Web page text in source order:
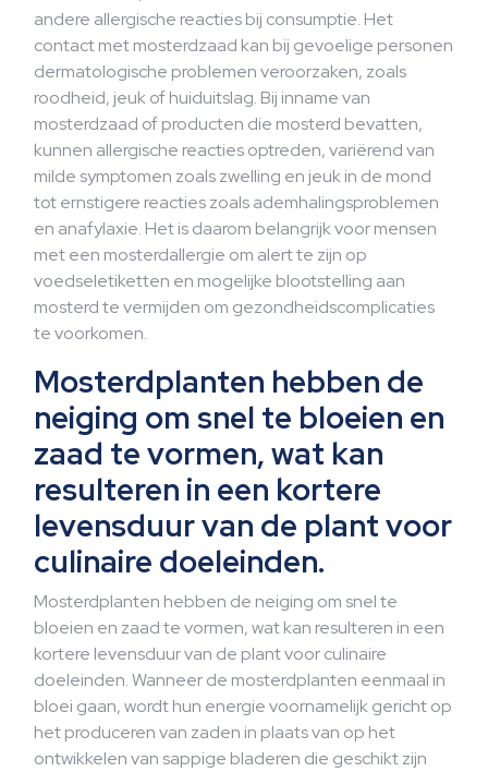
andere allergische reacties bij consumptie. Het
contact met mosterdzaad kan bij gevoelige personen
dermatologische problemen veroorzaken, zoals
roodheid, jeuk of huiduitslag. Bij inname van
mosterdzaad of producten die mosterd bevatten,
kunnen allergische reacties optreden, variërend van
milde symptomen zoals zwelling en jeuk in de mond
tot ernstigere reacties zoals ademhalingsproblemen
en anafylaxie. Het is daarom belangrijk voor mensen
met een mosterdallergie om alert te zijn op
voedseletiketten en mogelijke blootstelling aan
mosterd te vermijden om gezondheidscomplicaties
te voorkomen.
Mosterdplanten hebben de
neiging om snel te bloeien en
zaad te vormen, wat kan
resulteren in een kortere
levensduur van de plant voor
culinaire doeleinden.
Mosterdplanten hebben de neiging om snel te
bloeien en zaad te vormen, wat kan resulteren in een
kortere levensduur van de plant voor culinaire
doeleinden. Wanneer de mosterdplanten eenmaal in
bloei gaan, wordt hun energie voornamelijk gericht op
het produceren van zaden in plaats van op het
ontwikkelen van sappige bladeren die geschikt zijn